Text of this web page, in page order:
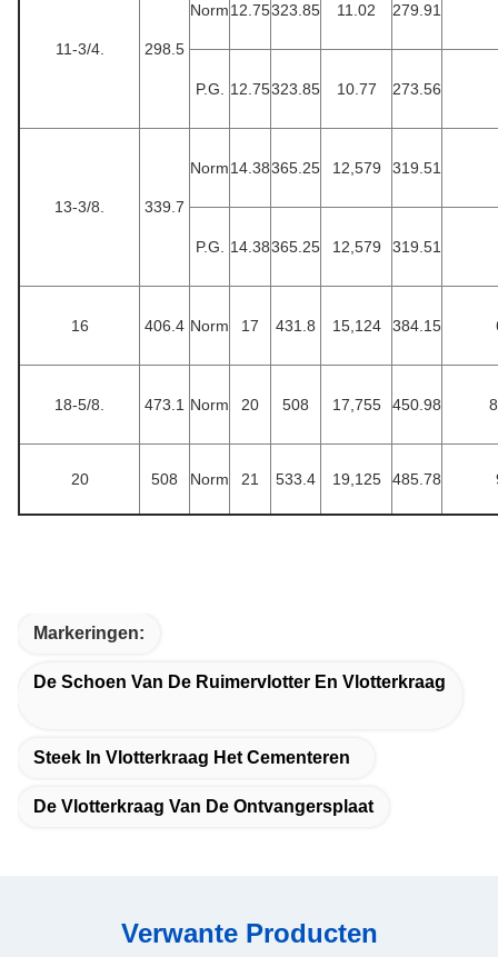
11-3/4. 298.5
Norm12.75323.85 11.02 279.91
P.G. 12.75323.85 10.77 273.56
13-3/8. 339.7
Norm14.38365.25 12,579 319.51
P.G. 14.38365.25 12,579 319.51
16 406.4 Norm 17 431.8 15,124 384.15
18-5/8. 473.1 Norm 20 508 17,755 450.98
20 508 Norm 21 533.4 19,125 485.78
Markeringen:
De Schoen Van De Ruimervlotter En Vlotterkraag
Steek In Vlotterkraag Het Cementeren
De Vlotterkraag Van De Ontvangersplaat
Verwante Producten